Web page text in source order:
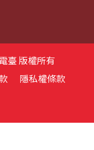
臺 版權所有
隱私權條款